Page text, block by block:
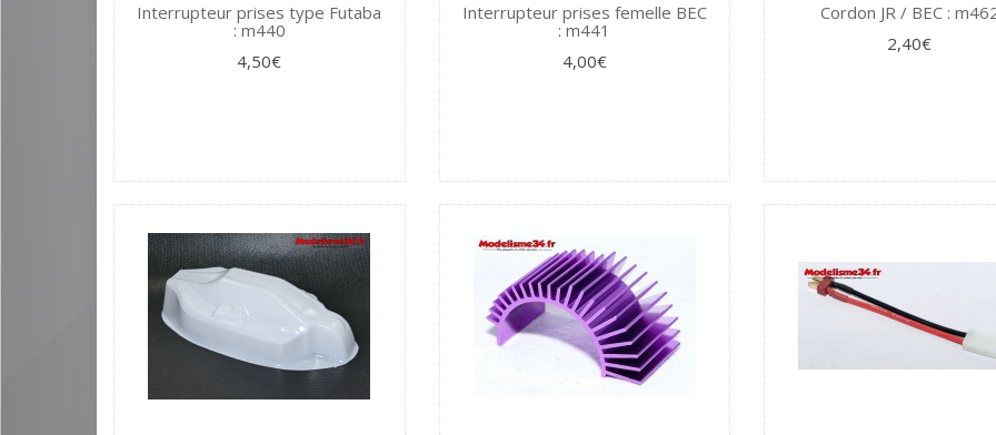
Interrupteur prises type Futaba
: m440
4,50€
Interrupteur prises femelle BEC
: m441
4,00€
Cordon JR / BEC :
2,40€